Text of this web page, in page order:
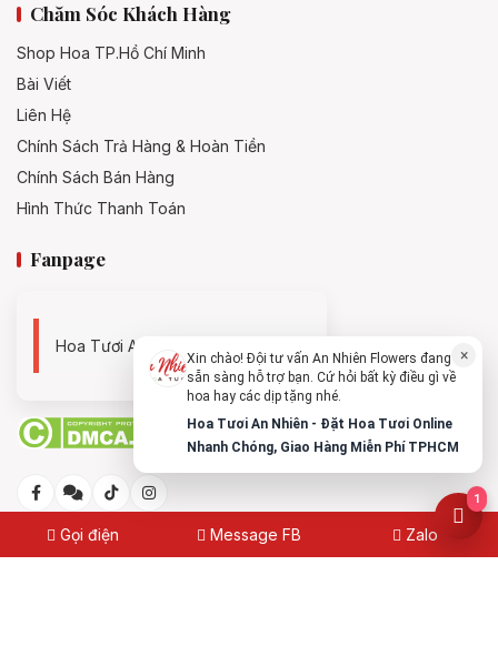
Gọi điện Message FB Zalo
Chăm Sóc Khách Hàng
Shop Hoa TP.Hồ Chí Minh
Bài Viết
Liên Hệ
Chính Sách Trả Hàng & Hoàn Tiền
Chính Sách Bán Hàng
Hình Thức Thanh Toán
Fanpage
Hoa Tươi An Nhiên - 0938494119 ×
Xin chào! Đội tư vấn An Nhiên Flowers đang
sẵn sàng hỗ trợ bạn. Cứ hỏi bất kỳ điều gì về
hoa hay các dịp tặng nhé.
Hoa Tươi An Nhiên - Đặt Hoa Tươi Online
Nhanh Chóng, Giao Hàng Miễn Phí TPHCM
1